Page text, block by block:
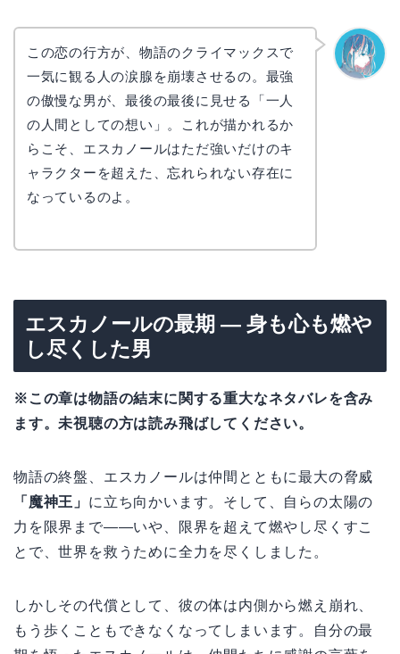
この恋の行方が、物語のクライマックスで
一気に観る人の涙腺を崩壊させるの。最強
の傲慢な男が、最後の最後に見せる「一人
の人間としての想い」。これが描かれるか
らこそ、エスカノールはただ強いだけのキ
ャラクターを超えた、忘れられない存在に
なっているのよ。
エスカノールの最期 — 身も心も燃や
し尽くした男
※この章は物語の結末に関する重大なネタバレを含み
ます。未視聴の方は読み飛ばしてください。
物語の終盤、エスカノールは仲間とともに最大の脅威
「魔神王」 に立ち向かいます。そして、自らの太陽の
力を限界まで——いや、限界を超えて燃やし尽くすこ
とで、世界を救うために全力を尽くしました。
しかしその代償として、彼の体は内側から燃え崩れ、
もう歩くこともできなくなってしまいます。自分の最